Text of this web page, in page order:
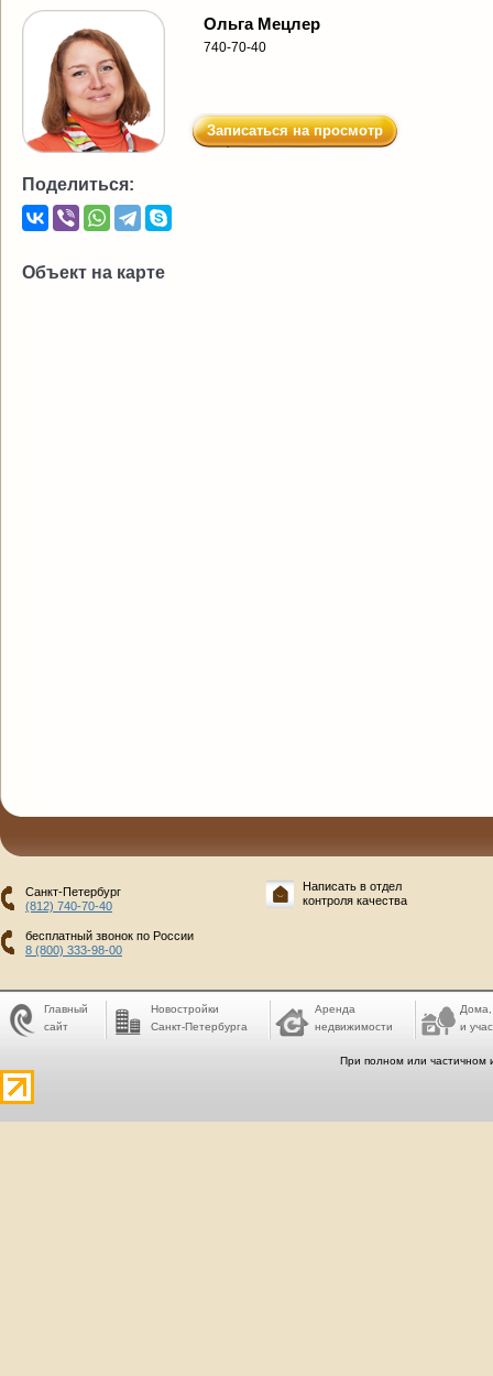
Ольга Мецлер
740-70-40
Записаться на просмотр
Поделиться:
Объект на карте
Санкт-Петербург
(812) 740-70-40
бесплатный звонок по России
8 (800) 333-98-00
Написать в отдел
контроля качества
Главный
сайт
Новостройки
Санкт-Петербурга
Аренда
недвижимости
Дома,
и
При полном или частичном